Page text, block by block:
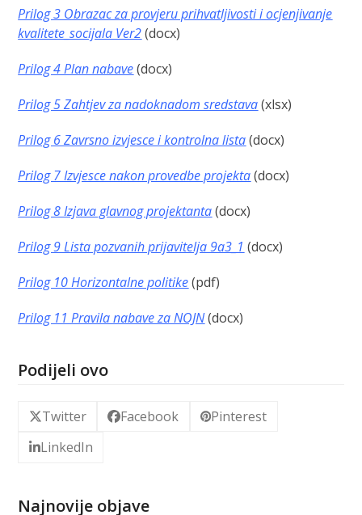
Prilog 3 Obrazac za provjeru prihvatljivosti i ocjenjivanje
kvalitete_socijala Ver2(docx)
Prilog 4 Plan nabave(docx)
Prilog 5 Zahtjev za nadoknadom sredstava(xlsx)
Prilog 6 Zavrsno izvjesce i kontrolna lista(docx)
Prilog 7 Izvjesce nakon provedbe projekta(docx)
Prilog 8 Izjava glavnog projektanta(docx)
Prilog 9 Lista pozvanih prijavitelja 9a3_1 (docx)
Prilog 10 Horizontalne politike(pdf)
Prilog 11 Pravila nabave za NOJN(docx)
Podijeli ovo
Twitter Facebook
Pinterest
LinkedIn
Najnovije objave